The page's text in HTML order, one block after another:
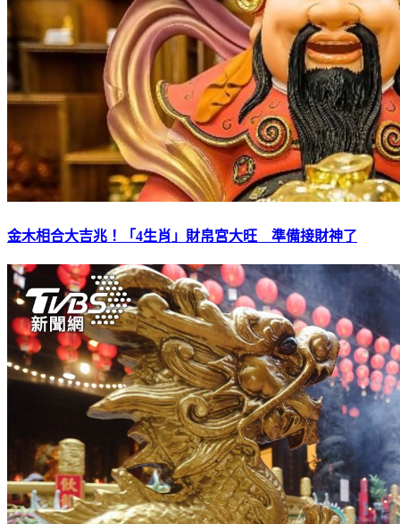
金木相合大吉兆！「4生肖」財帛宮大旺 準備接財神了